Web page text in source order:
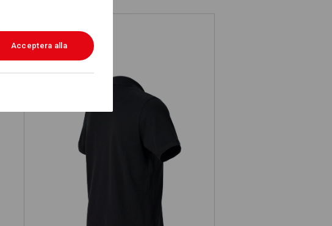
e.s. Piqué-Polo cotton light
Acceptera alla